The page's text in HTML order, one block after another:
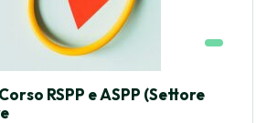
RSPP e ASPP (Settore